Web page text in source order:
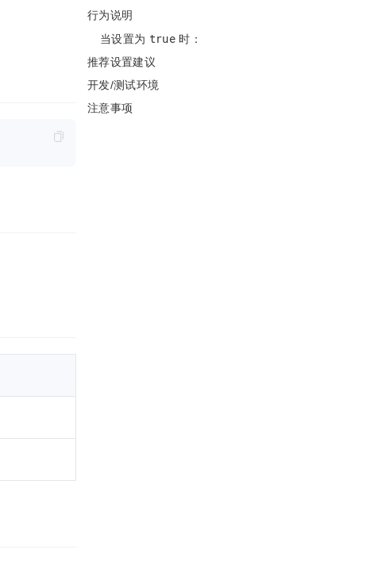
行为说明
当设置为 true时：
推荐设置建议
开发/测试环境
注意事项